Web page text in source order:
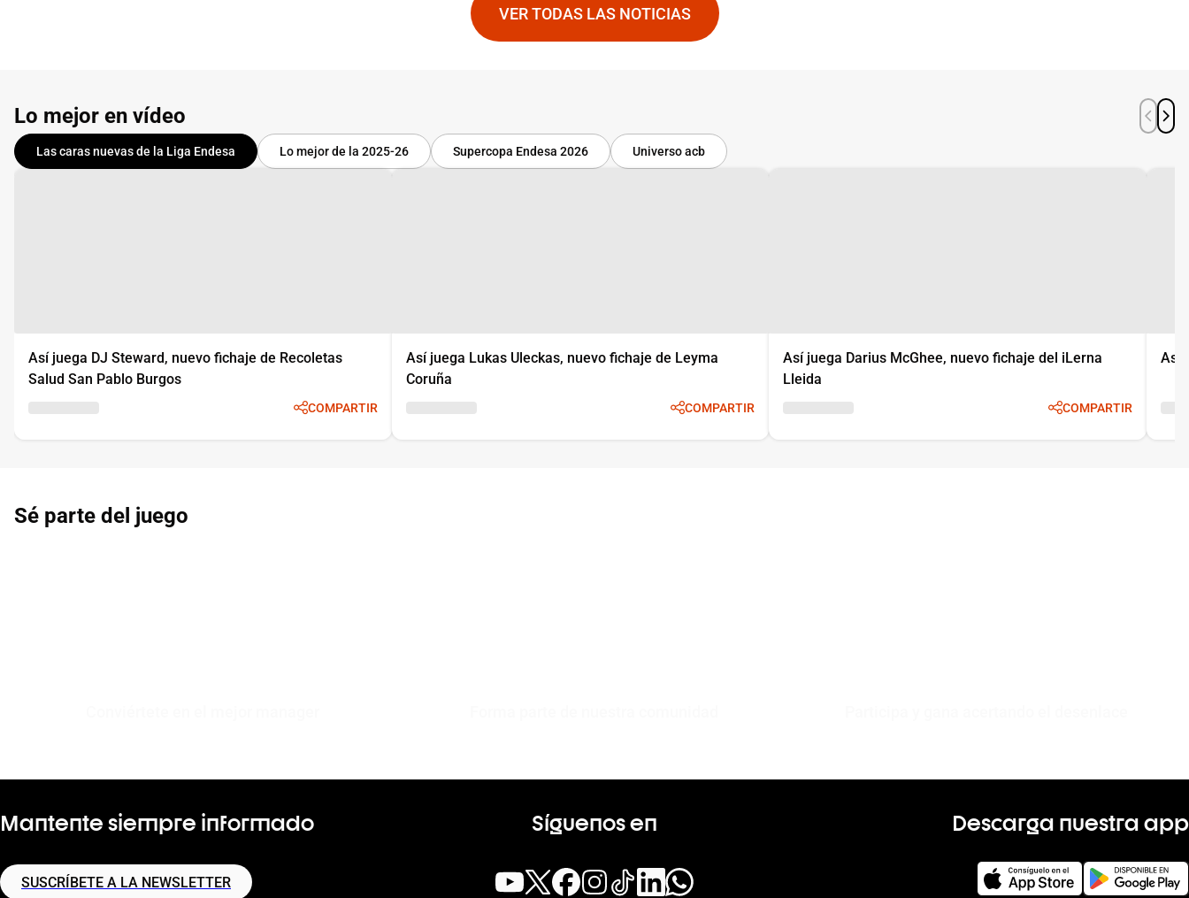
VER TODAS LAS NOTICIAS
Lo mejor en vídeo
Las caras nuevas de la Liga Endesa Lo mejor de la 2025-26 Supercopa Endesa 2026 Universo acb
Así juega DJ Steward, nuevo fichaje de Recoletas
Salud San Pablo Burgos
COMPARTIR
Así juega Lukas Uleckas, nuevo fichaje de Leyma
Coruña
COMPARTIR
Así juega Darius McGhee, nuevo fichaje del iLerna
Lleida
COMPARTIR
Así
Sé parte del juego
Mantente siempre informado
SUSCRÍBETE A LA NEWSLETTER
Síguenos en Descarga nuestra app